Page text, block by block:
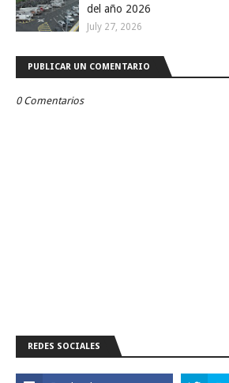
del año 2026
July 27, 2026
PUBLICAR UN COMENTARIO
0 Comentarios
REDES SOCIALES